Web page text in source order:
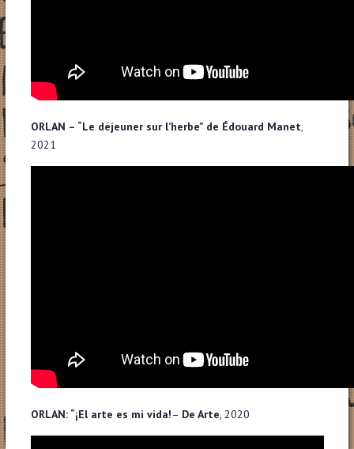
ORLAN – “Le déjeuner sur l’herbe” de Édouard Manet,
2021
ORLAN: “¡El arte es mi vida!– De Arte, 2020